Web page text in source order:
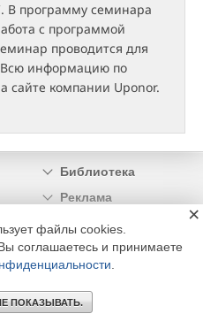
В программу семинара
с программой
проводится для
Всю информацию по
сайте компании Uponor.
Библиотека
Реклама
«МЕДИА ТЕХНОЛОДЖИ» +7 (495) 665-00-
файлы cookies.
соглашаетесь и принимаете
ПОКАЗЫВАТЬ.
×